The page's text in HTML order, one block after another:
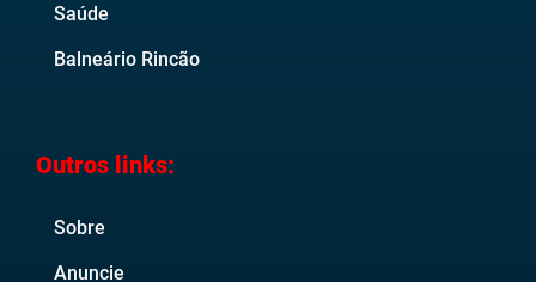
Saúde
Balneário Rincão
Outros links:
Sobre
Anuncie